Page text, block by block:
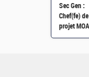
Sec Gen :
Chef(fe) de
projet MOA
Innovation